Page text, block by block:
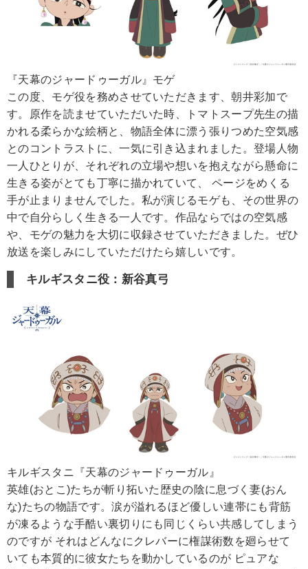
『天幕のジャードゥーガル』モゲ
この度、モゲ役を務めさせていただきます、朝井彩加で
す。原作を読ませていただいた時、トマトスープ先生の描
かれる柔らかな絵柄と、物語全体に漂う張りつめた空気感
とのコントラストに、一気に引き込まれました。登場人物
一人ひとりが、それぞれの立場や想いを抱えながら懸命に
生きる姿がとても丁寧に描かれていて、 ページをめくる
手が止まりませんでした。私が演じるモゲも、その世界の
中で自分らしく生きる一人です。作品ならではの空気感
や、モゲの魅力を大切に収録させていただきました。ぜひ
放送を楽しみにしていただけたら嬉しいです。
キルギスタニ役：新谷真弓
キルギスタニ『天幕のジャードゥーガル』
英雄(おとこ)たちが斬り拓いた歴史の陰に息づく妻(おん
な)たちの物語です。涙が溢れるほど優しい連帯にも背筋
が凍るような手酷い裏切りにも同じくらい共感してしまう
のですが それはどんなにクレバーに権謀術数を廻らせて
いても本質的に彼女たちを動かしているのが ピュアな